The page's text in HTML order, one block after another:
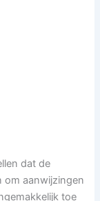
dat de
om aanwijzingen
toe